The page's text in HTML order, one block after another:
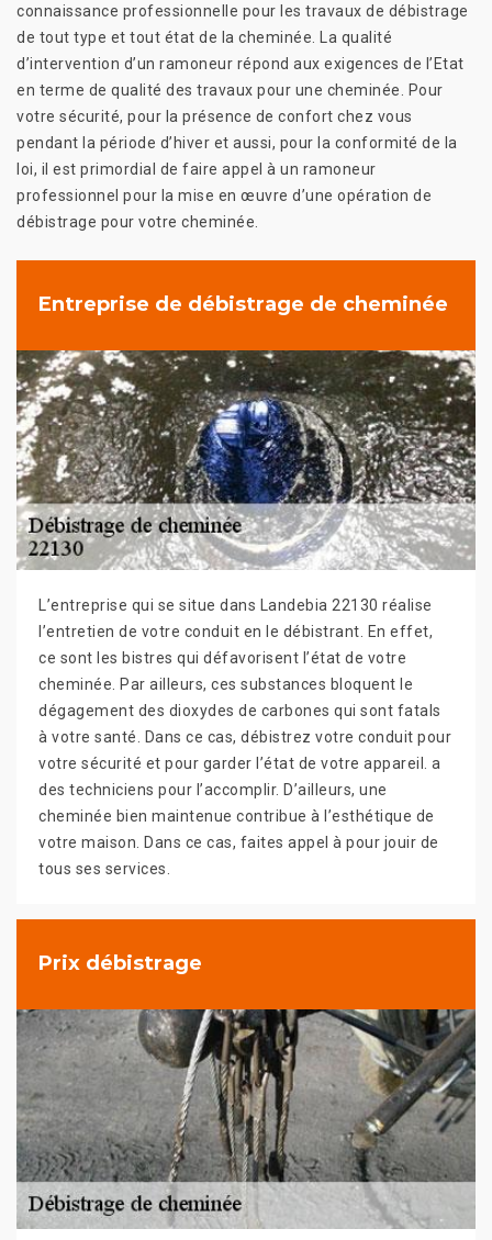
connaissance professionnelle pour les travaux de débistrage
de tout type et tout état de la cheminée. La qualité
d’intervention d’un ramoneur répond aux exigences de l’Etat
en terme de qualité des travaux pour une cheminée. Pour
votre sécurité, pour la présence de confort chez vous
pendant la période d’hiver et aussi, pour la conformité de la
loi, il est primordial de faire appel à un ramoneur
professionnel pour la mise en œuvre d’une opération de
débistrage pour votre cheminée.
Entreprise de débistrage de cheminée
L’entreprise qui se situe dans Landebia 22130 réalise
l’entretien de votre conduit en le débistrant. En effet,
ce sont les bistres qui défavorisent l’état de votre
cheminée. Par ailleurs, ces substances bloquent le
dégagement des dioxydes de carbones qui sont fatals
à votre santé. Dans ce cas, débistrez votre conduit pour
votre sécurité et pour garder l’état de votre appareil. a
des techniciens pour l’accomplir. D’ailleurs, une
cheminée bien maintenue contribue à l’esthétique de
votre maison. Dans ce cas, faites appel à pour jouir de
tous ses services.
Prix débistrage